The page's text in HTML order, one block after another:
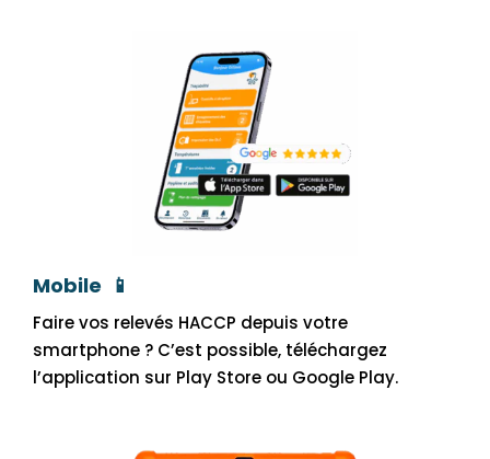
Mobile 📱
Faire vos relevés HACCP depuis votre
smartphone ? C’est possible, téléchargez
l’application sur Play Store ou Google Play.